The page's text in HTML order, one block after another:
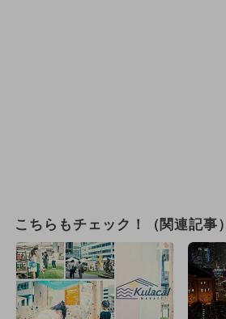
こちらもチェック！（関連記事）